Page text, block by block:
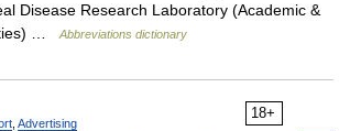
Disease Research Laboratory (Academic &
…
Abbreviations dictionary
18+
Advertising